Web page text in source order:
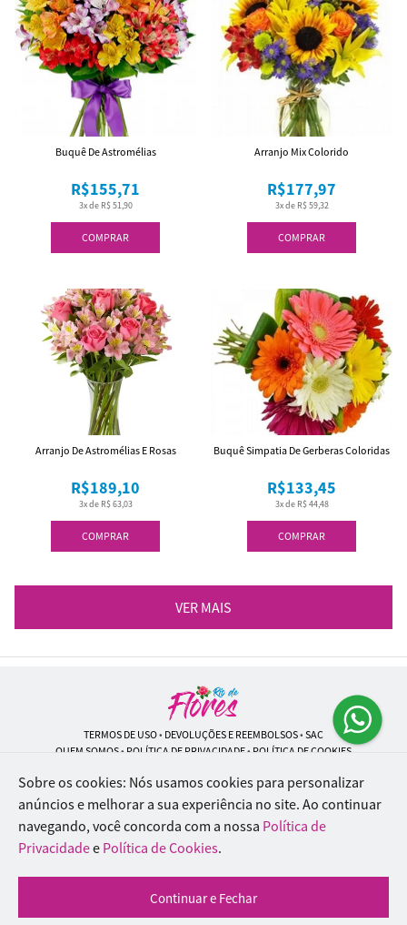
COMPRAR
3x de R$ 51,90
R$155,71
Buquê De Astromélias
COMPRAR
3x de R$ 59,32
R$177,97
Arranjo Mix Colorido
COMPRAR
3x de R$ 63,03
R$189,10
Arranjo De Astromélias E Rosas
COMPRAR
3x de R$ 44,48
R$133,45
Buquê Simpatia De Gerberas Coloridas
VER MAIS
TERMOS DE USO• DEVOLUÇÕES E REEMBOLSOS• SAC
QUEM SOMOS• POLÍTICA DE PRIVACIDADE• POLÍTICA DE COOKIES
Rio de Flores | CNPJ: 18.184.423/0001-74
Rua Lopes Trovão, 42 - Rio de Janeiro - RJ - 20.920-340
WhatsApp: (21) 96451-9290| Telefone: (21) 9 6715-9790
© 2024-2026 - Todos os direitos reservados - Desenvolvido por
Inteligentes
Sobre os cookies: Nós usamos cookies para personalizar
anúncios e melhorar a sua experiência no site. Ao continuar
navegando, você concorda com a nossa Política de
Privacidadee Política de Cookies.
Continuar e Fechar